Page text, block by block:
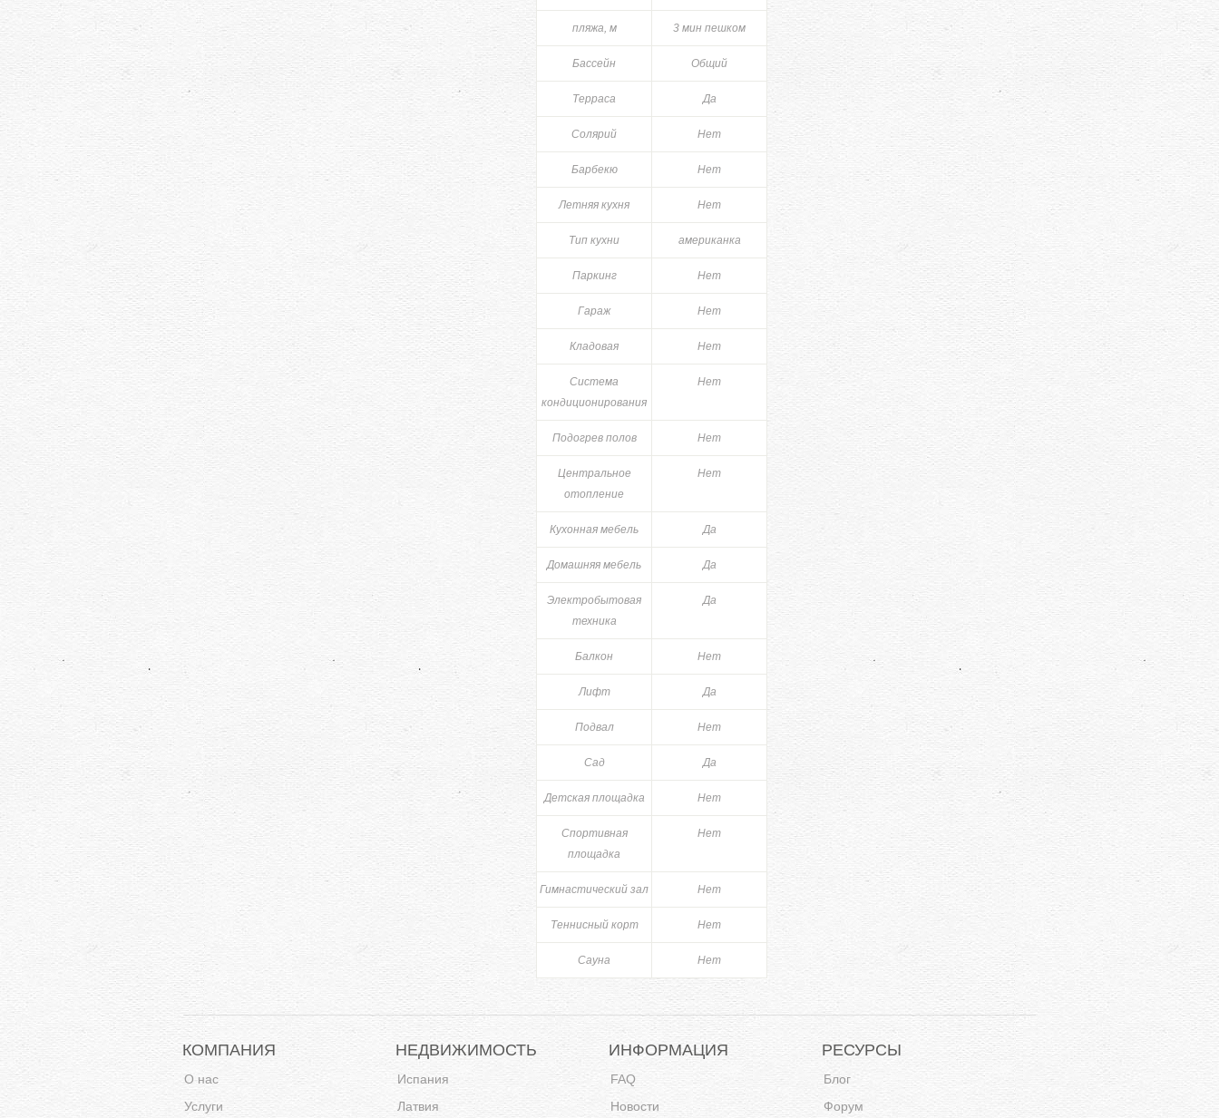
пляжа, м 3 мин пешком
Бассейн Общий
Терраса Да
Солярий Нет
Барбекю Нет
Летняя кухня Нет
Тип кухни американка
Паркинг Нет
Гараж Нет
Кладовая Нет
Система
кондиционирования
Нет
Подогрев полов Нет
Центральное
отопление
Нет
Кухонная мебель Да
Домашняя мебель Да
Электробытовая
техника
Да
Балкон Нет
Лифт Да
Подвал Нет
Сад Да
Детская площадка Нет
Спортивная
площадка
Нет
Гимнастический зал Нет
Теннисный корт Нет
Сауна Нет
КОМПАНИЯ
О нас
Услуги
НЕДВИЖИМОСТЬ
Испания
Латвия
ИНФОРМАЦИЯ
FAQ
Новости
РЕСУРСЫ
Блог
Форум